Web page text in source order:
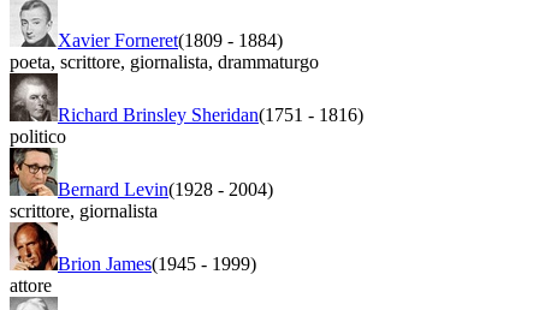
Xavier Forneret(1809 - 1884)
poeta, scrittore, giornalista, drammaturgo
Richard Brinsley Sheridan(1751 - 1816)
politico
Bernard Levin(1928 - 2004)
scrittore, giornalista
Brion James(1945 - 1999)
attore